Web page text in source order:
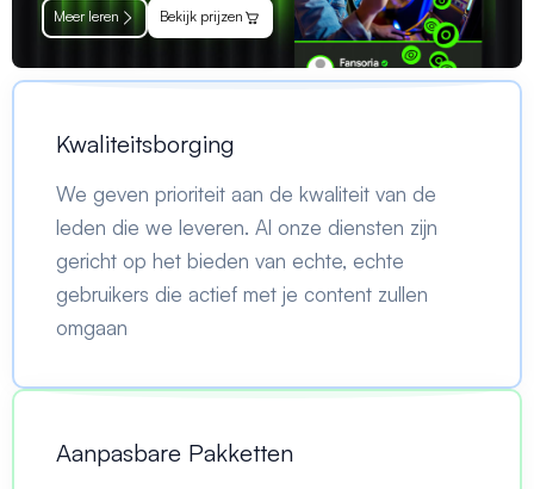
Meer leren Bekijk prijzen
Kwaliteitsborging
We geven prioriteit aan de kwaliteit van de
leden die we leveren. Al onze diensten zijn
gericht op het bieden van echte, echte
gebruikers die actief met je content zullen
omgaan
Aanpasbare Pakketten